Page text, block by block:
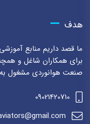
هدف
ما قصد داریم منابع
برای همکاران شاغل و
صنعت هوانوردی مشغول به
09021420710